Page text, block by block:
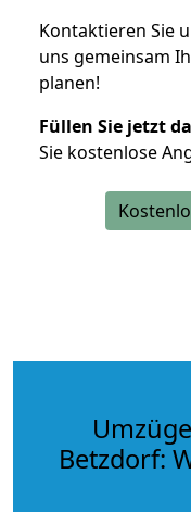
Kontaktieren Sie
uns gemeinsam
planen!
Füllen Sie jetzt
Sie kostenlose
Betzdorf: